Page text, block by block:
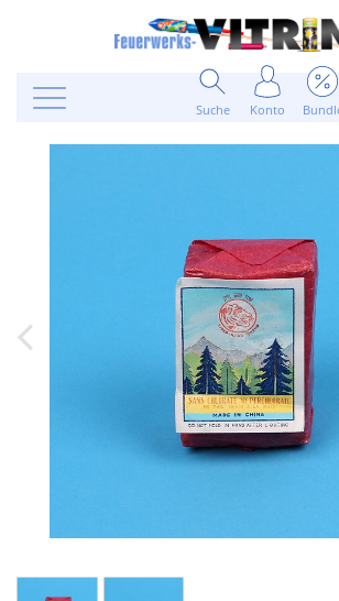
Suche Konto